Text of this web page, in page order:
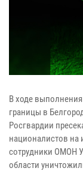
В ходе
границы в
Росгвардии
националистов на
сотрудники ОМОН
области